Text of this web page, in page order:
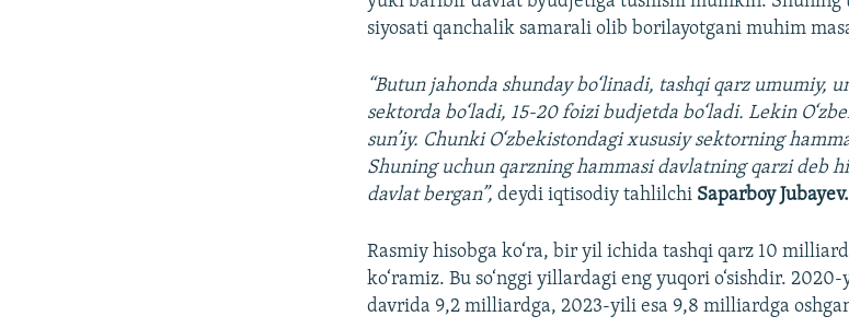
720p 1080p
siyosati qanchalik samarali olib borilayotgani muhim
“Butun jahonda shunday bo‘linadi, tashqi qarz umumiy,
sektorda bo‘ladi, 15-20 foizi budjetda bo‘ladi. Lekin
sun’iy. Chunki O‘zbekistondagi xususiy sektorning
Shuning uchun qarzning hammasi davlatning qarzi deb
davlat bergan”,deydi iqtisodiy tahlilchi Saparboy Jubayev.
Rasmiy hisobga ko‘ra, bir yil ichida tashqi qarz 10
ko‘ramiz. Bu so‘nggi yillardagi eng yuqori o‘sishdir.
davrida 9,2 milliardga, 2023-yili esa 9,8 milliardga